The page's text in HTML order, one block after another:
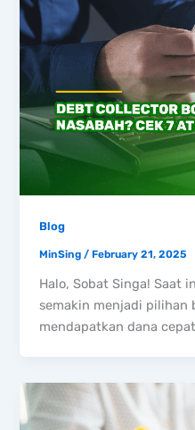
Blog
MinSing/February 21, 2025
Halo, Sobat Singa! Saat
semakin menjadi pilihan
mendapatkan dana